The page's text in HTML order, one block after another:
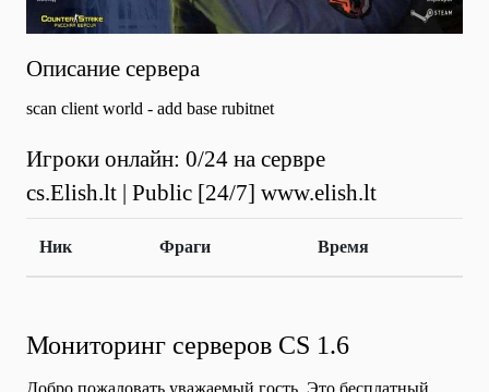
Описание сервера
scan client world - add base rubitnet
Игроки онлайн: 0/24 на сервре
cs.Elish.lt | Public [24/7] www.elish.lt
Ник Фраги Время
Мониторинг серверов CS 1.6
Добро пожаловать уважаемый гость. Это бесплатный